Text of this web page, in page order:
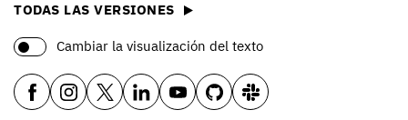
TODAS LAS VERSIONES
Cambiar la visualización del texto